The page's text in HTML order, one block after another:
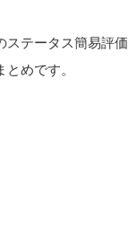
ステータス簡易評
めです。